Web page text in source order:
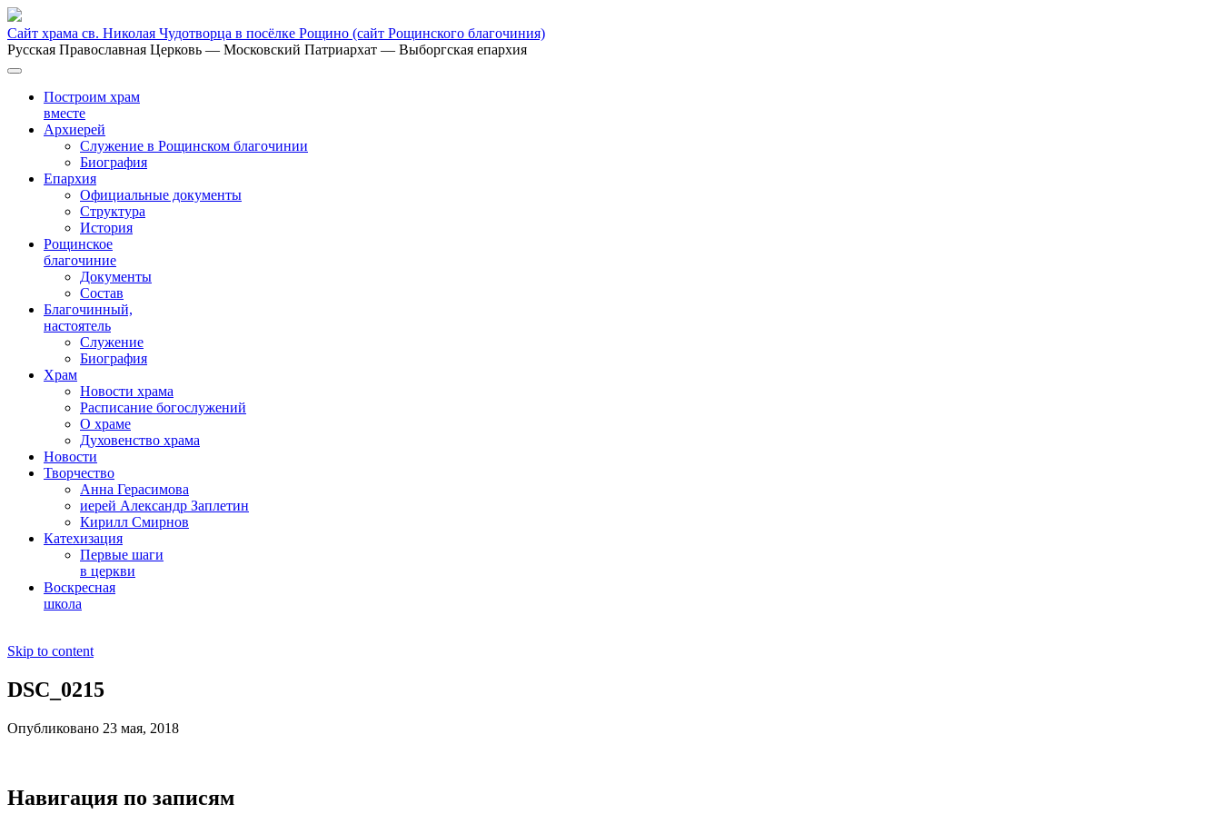
Сайт храма св. Николая Чудотворца в посёлке Рощино (сайт Рощинского благочиния)
Русская Православная Церковь — Московский Патриархат — Выборгская епархия
Построим храм
вместе
Архиерей
Служение в Рощинском благочинии
Биография
Епархия
Официальные документы
Структура
История
Рощинское
благочиние
Документы
Состав
Благочинный,
настоятель
Служение
Биография
Храм
Новости храма
Расписание богослужений
О храме
Духовенство храма
Новости
Творчество
Анна Герасимова
иерей Александр Заплетин
Кирилл Смирнов
Катехизация
Первые шаги
в церкви
Воскресная
школа
Skip to content
DSC_0215
Опубликовано 23 мая, 2018
Навигация по записям